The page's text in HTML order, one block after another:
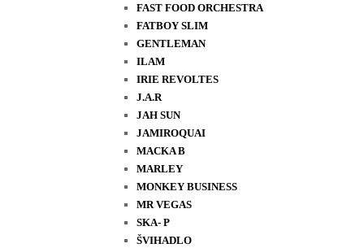
FAST FOOD ORCHESTRA
FATBOY SLIM
GENTLEMAN
ILAM
IRIE REVOLTES
J.A.R
JAH SUN
JAMIROQUAI
MACKA B
MARLEY
MONKEY BUSINESS
MR VEGAS
SKA- P
ŠVIHADLO